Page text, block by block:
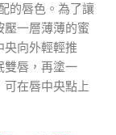
的唇色。為了讓
壓一層薄薄的蜜
央向外輕輕推
雙唇，再塗一
可在唇中央點上